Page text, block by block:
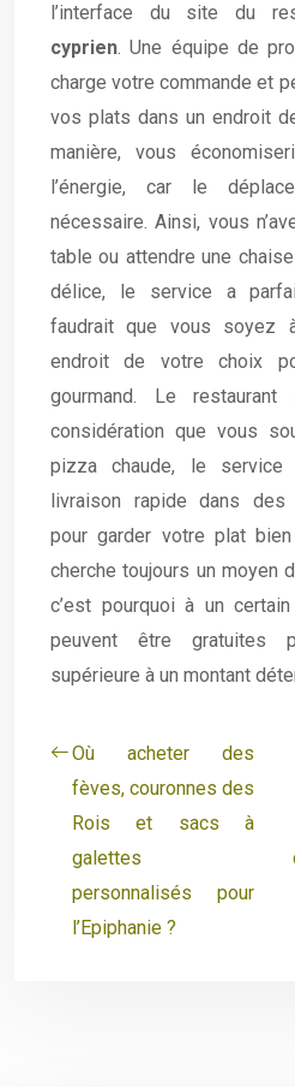
l’interface du site du
cyprien. Une équipe de
charge votre commande et
vos plats dans un endroit
manière, vous
l’énergie, car le
nécessaire. Ainsi, vous
table ou attendre une
délice, le service a
faudrait que vous soyez
endroit de votre choix
gourmand. Le
considération que vous
pizza chaude, le
livraison rapide dans des
pour garder votre plat
cherche toujours un moyen
c’est pourquoi à un
peuvent être gratuites
supérieure à un montant
Où acheter des
fèves, couronnes des
Rois et sacs à
galettes
personnalisés pour
l’Epiphanie ?